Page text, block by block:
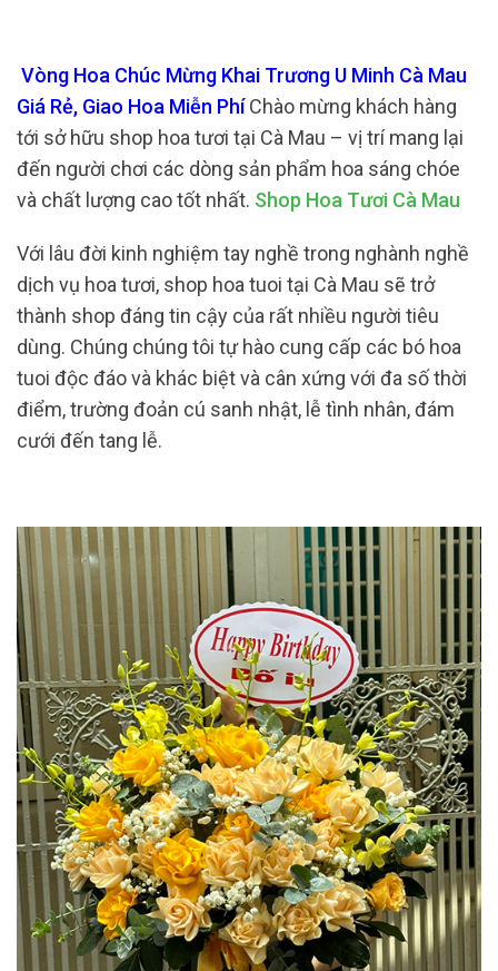
Vòng Hoa Chúc Mừng Khai Trương U Minh Cà Mau
Giá Rẻ, Giao Hoa Miễn PhíChào mừng khách hàng
tới sở hữu shop hoa tươi tại Cà Mau – vị trí mang lại
đến người chơi các dòng sản phẩm hoa sáng chóe
và chất lượng cao tốt nhất. Shop Hoa Tươi Cà Mau
Với lâu đời kinh nghiệm tay nghề trong nghành nghề
dịch vụ hoa tươi, shop hoa tuoi tại Cà Mau sẽ trở
thành shop đáng tin cậy của rất nhiều người tiêu
dùng. Chúng chúng tôi tự hào cung cấp các bó hoa
tuoi độc đáo và khác biệt và cân xứng với đa số thời
điểm, trường đoản cú sanh nhật, lễ tình nhân, đám
cưới đến tang lễ.